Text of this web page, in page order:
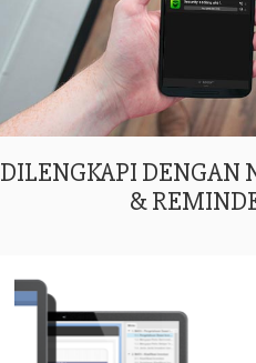
DILENGKAPI DENGAN
&